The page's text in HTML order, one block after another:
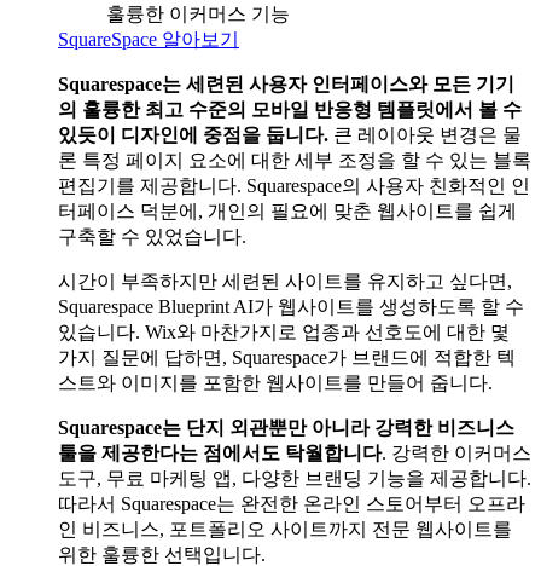
훌륭한 이커머스 기능
SquareSpace 알아보기
Squarespace는 세련된 사용자 인터페이스와 모든 기기
의 훌륭한 최고 수준의 모바일 반응형 템플릿에서 볼 수
있듯이 디자인에 중점을 둡니다. 큰 레이아웃 변경은 물
론 특정 페이지 요소에 대한 세부 조정을 할 수 있는 블록
편집기를 제공합니다. Squarespace의 사용자 친화적인 인
터페이스 덕분에, 개인의 필요에 맞춘 웹사이트를 쉽게
구축할 수 있었습니다.
시간이 부족하지만 세련된 사이트를 유지하고 싶다면,
Squarespace Blueprint AI가 웹사이트를 생성하도록 할 수
있습니다. Wix와 마찬가지로 업종과 선호도에 대한 몇
가지 질문에 답하면, Squarespace가 브랜드에 적합한 텍
스트와 이미지를 포함한 웹사이트를 만들어 줍니다.
Squarespace는 단지 외관뿐만 아니라 강력한 비즈니스
툴을 제공한다는 점에서도 탁월합니다. 강력한 이커머스
도구, 무료 마케팅 앱, 다양한 브랜딩 기능을 제공합니다.
따라서 Squarespace는 완전한 온라인 스토어부터 오프라
인 비즈니스, 포트폴리오 사이트까지 전문 웹사이트를
위한 훌륭한 선택입니다.